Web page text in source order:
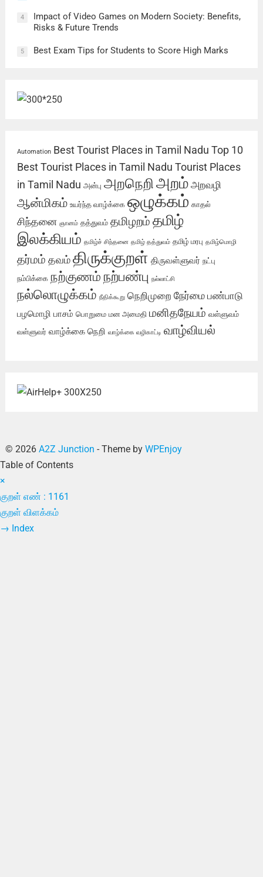
4
Impact of Video Games on Modern Society: Benefits,
Risks & Future Trends
5 Best Exam Tips for Students to Score High Marks
Automation Best Tourist Places in Tamil Nadu Top 10
Best Tourist Places in Tamil Nadu Tourist Places
in Tamil Nadu அன்பு அறநெறிஅறம் அறவழி
ஆன்மிகம் உயர்ந்த வாழ்க்கை ஒழுக்கம் காதல்
சிந்தனை ஞானம் தத்துவம் தமிழறம் தமிழ்
இலக்கியம் தமிழ்ச் சிந்தனை தமிழ் தத்துவம் தமிழ் மரபு தமிழ்மொழி
தர்மம் தவம்திருக்குறள் திருவள்ளுவர் நட்பு
நம்பிக்கை நற்குணம் நற்பண்பு நல்லாட்சி
நல்லொழுக்கம் நீதிக்கூறு நெறிமுறை நேர்மை பண்பாடு
பழமொழி பாசம் பொறுமை மன அமைதி மனிதநேயம் வள்ளுவம்
வள்ளுவர் வாழ்க்கை நெறி வாழ்க்கை வழிகாட்டி வாழ்வியல்
© 2026 A2Z Junction - Theme by WPEnjoy
Table of Contents
×
குறள் எண் : 1161
குறள் விளக்கம்
→ Index